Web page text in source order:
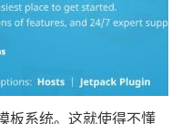
系统。这就使得不懂